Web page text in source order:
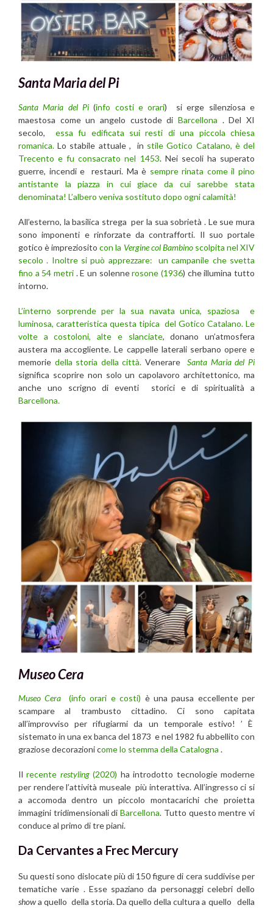
Santa Maria del Pi
Santa Maria del Pi (info costi e orari) si erge silenziosa e
maestosa come un angelo custode di Barcellona . Del XI
secolo,
essa fu edificata sui resti di una piccola chiesa
romanica. Lo stabile attuale , in stile Gotico Catalano, è del
Trecento e fu consacrato nel 1453. Nei secoli ha superato
guerre, incendi e restauri. Ma è sempre rinata come il pino
antistante la piazza in cui giace da cui sarebbe stata
denominata! L’albero veniva sostituto dopo ogni calamità!
All’esterno, la basilica strega per la sua sobrietà . Le sue mura
sono imponenti e rinforzate da contrafforti. Il suo portale
gotico è impreziositocon la Vergine col Bambino scolpita nel XIV
secolo . Inoltre si può apprezzare: un campanile che svetta
fino a 54 metri . E un solennerosone (1936) che illumina tutto
intorno.
L’interno sorprende per la sua navata unica, spaziosa e
luminosa, caratteristica questa tipica del Gotico Catalano. Le
volte a costoloni, alte e slanciate, donano un’atmosfera
austera ma accogliente. Le cappelle laterali serbano opere e
memorie della storia della città.VenerareSanta Maria del Pi
significa scoprire non solo un capolavoro architettonico, ma
anche uno scrigno di eventi storici e di spiritualità a
Barcellona.
Museo Cera
Museo Cera (info orari e costi) è una pausa eccellente per
scampare al trambusto cittadino. Ci sono capitata
all’improvviso per rifugiarmi da un temporale estivo! ’ È
sistemato in una ex banca del 1873 e nel 1982 fu abbellito con
graziose decorazioni come lo stemma della Catalogna .
Ilrecente restyling(2020) ha introdotto tecnologie moderne
per rendere l’attività museale più interattiva. All’ingresso ci si
a accomoda dentro un piccolo montacarichi che proietta
immagini tridimensionali diBarcellona. Tutto questo mentre vi
conduce al primo di tre piani.
Da Cervantes a Frec Mercury
Su questi sono dislocate più di 150 figure di cera suddivise per
tematiche varie . Esse spaziano da personaggi celebri dello
showa quello della storia. Da quello della cultura a quello della